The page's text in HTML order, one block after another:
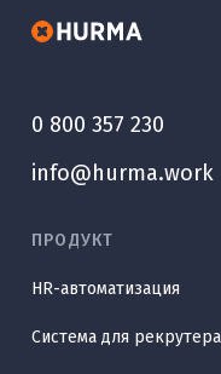
0 800 357 230
info@hurma.work
ПРОДУКТ
HR-автоматизация
Система для